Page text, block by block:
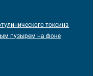
токсина
пузырем на фоне